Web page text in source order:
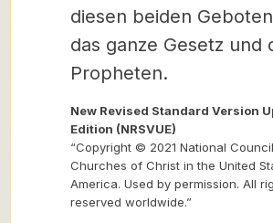
diesen beiden
das ganze Gesetz und
Propheten.
New Revised Standard Version
Edition (NRSVUE)
“Copyright © 2021 National
Churches of Christ in the United
America. Used by permission. All
reserved worldwide.”